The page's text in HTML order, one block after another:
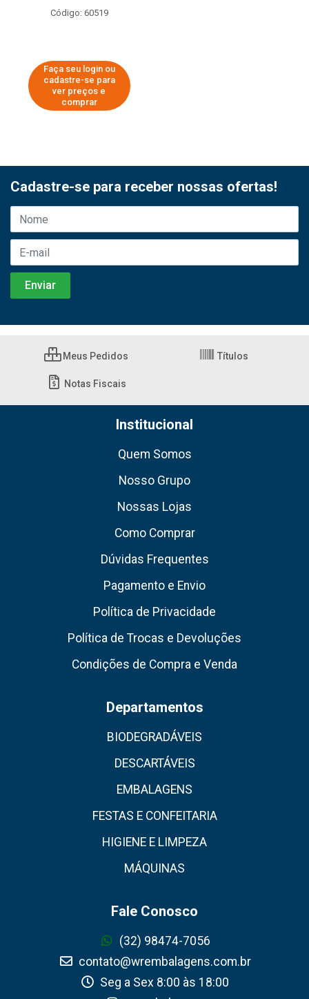
Código: 60519
Faça seu login ou
cadastre-se para
ver preços e
comprar
Cadastre-se para receber nossas ofertas!
Meus Pedidos Títulos
Notas Fiscais
Institucional
Quem Somos
Nosso Grupo
Nossas Lojas
Como Comprar
Dúvidas Frequentes
Pagamento e Envio
Política de Privacidade
Política de Trocas e Devoluções
Condições de Compra e Venda
Departamentos
BIODEGRADÁVEIS
DESCARTÁVEIS
EMBALAGENS
FESTAS E CONFEITARIA
HIGIENE E LIMPEZA
MÁQUINAS
Fale Conosco
(32) 98474-7056
contato@wrembalagens.com.br
Seg a Sex 8:00 às 18:00